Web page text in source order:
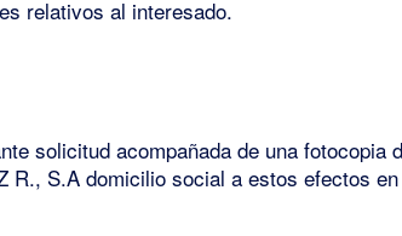
relativos al interesado.
solicitud acompañada de una
R., S.A domicilio social a estos efectos